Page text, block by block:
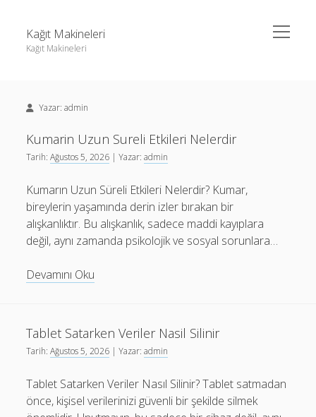
Kağıt Makineleri
Kağıt Makineleri
menüyü
aç
Liste
Sayfa Listesi
tiktok takipçi sayısı nasıl arttırılır
Youtube Yorum Kasma Şifresiz
Linkedin Takipçi Kasma Hilesi
Sayfa Listesi
tiktok takipçi sayısı nasıl arttırılır
Youtube Yorum Kasma Şifresiz
Yazar:admin
Kumarin Uzun Sureli Etkileri Nelerdir
Tarih:Ağustos 5, 2026 | Yazar:admin
Kumarın Uzun Süreli Etkileri Nelerdir? Kumar,
bireylerin yaşamında derin izler bırakan bir
alışkanlıktır. Bu alışkanlık, sadece maddi kayıplara
değil, aynı zamanda psikolojik ve sosyal sorunlara…
Devamını Oku
Etkileri
Nelerdir
Tablet Satarken Veriler Nasil Silinir
Tarih:Ağustos 5, 2026 | Yazar:admin
Tablet Satarken Veriler Nasıl Silinir? Tablet satmadan
önce, kişisel verilerinizi güvenli bir şekilde silmek